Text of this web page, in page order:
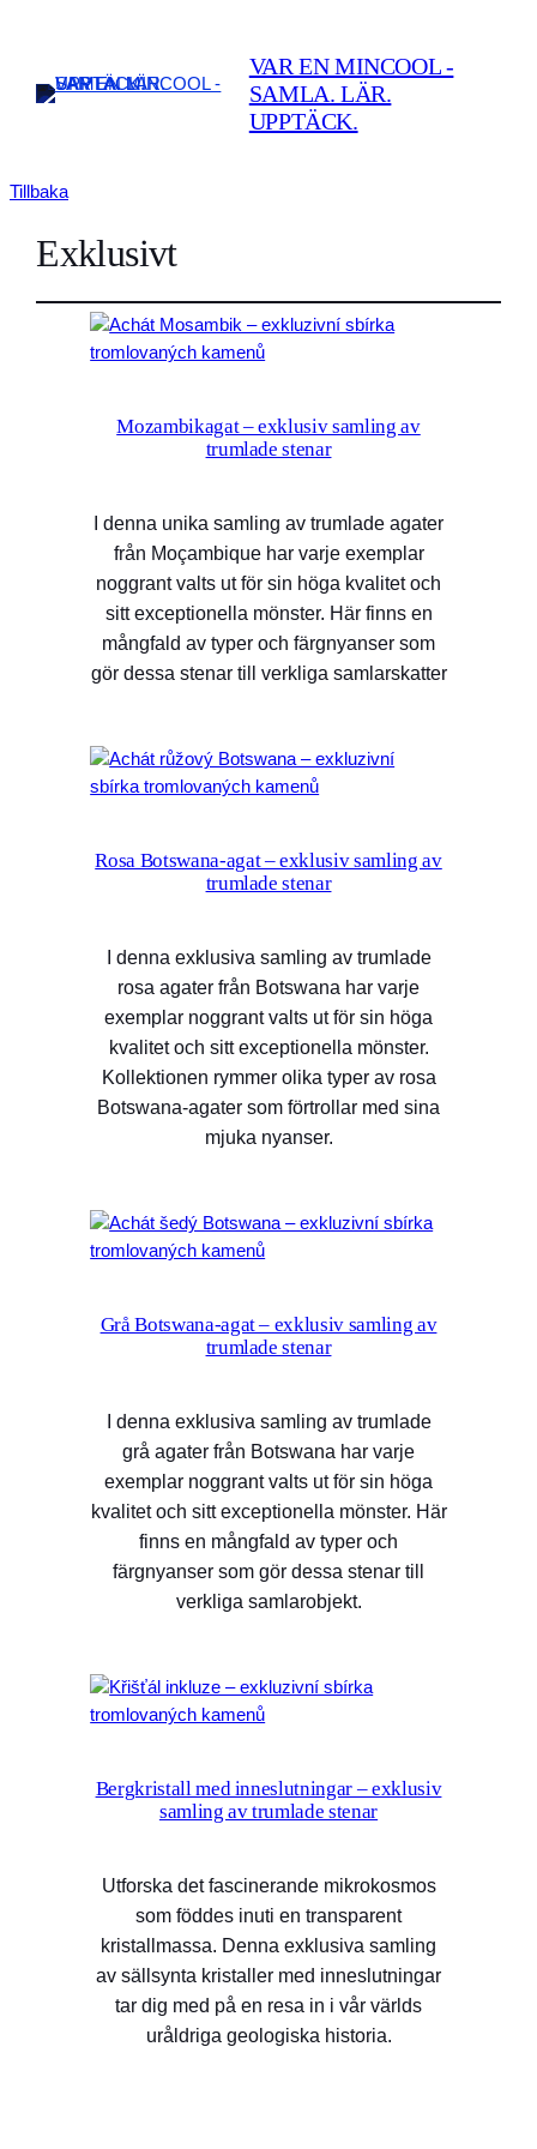
VAR EN MINCOOL -
SAMLA. LÄR.
UPPTÄCK.
Tillbaka
Exklusivt
Mozambikagat – exklusiv samling av
trumlade stenar
I denna unika samling av trumlade agater
från Moçambique har varje exemplar
noggrant valts ut för sin höga kvalitet och
sitt exceptionella mönster. Här finns en
mångfald av typer och färgnyanser som
gör dessa stenar till verkliga samlarskatter
Rosa Botswana-agat – exklusiv samling av
trumlade stenar
I denna exklusiva samling av trumlade
rosa agater från Botswana har varje
exemplar noggrant valts ut för sin höga
kvalitet och sitt exceptionella mönster.
Kollektionen rymmer olika typer av rosa
Botswana-agater som förtrollar med sina
mjuka nyanser.
Grå Botswana-agat – exklusiv samling av
trumlade stenar
I denna exklusiva samling av trumlade
grå agater från Botswana har varje
exemplar noggrant valts ut för sin höga
kvalitet och sitt exceptionella mönster. Här
finns en mångfald av typer och
färgnyanser som gör dessa stenar till
verkliga samlarobjekt.
Bergkristall med inneslutningar – exklusiv
samling av trumlade stenar
Utforska det fascinerande mikrokosmos
som föddes inuti en transparent
kristallmassa. Denna exklusiva samling
av sällsynta kristaller med inneslutningar
tar dig med på en resa in i vår världs
uråldriga geologiska historia.